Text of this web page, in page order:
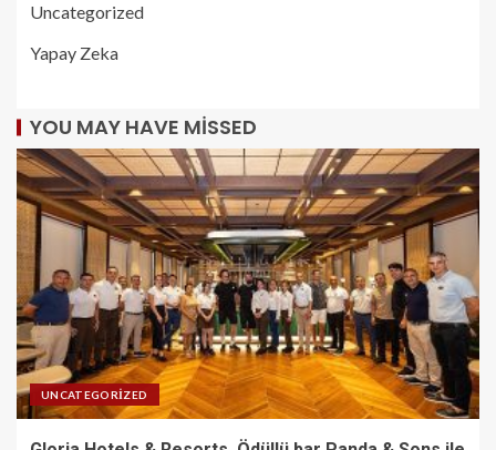
Uncategorized
Yapay Zeka
YOU MAY HAVE MISSED
UNCATEGORIZED